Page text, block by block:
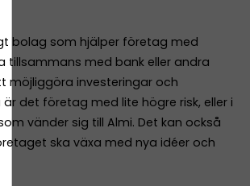
bolag som hjälper företag med
tillsammans med bank eller andra
möjliggöra investeringar och
det företag med lite högre risk, eller i
vänder sig till Almi. Det kan också
ska växa med nya idéer och